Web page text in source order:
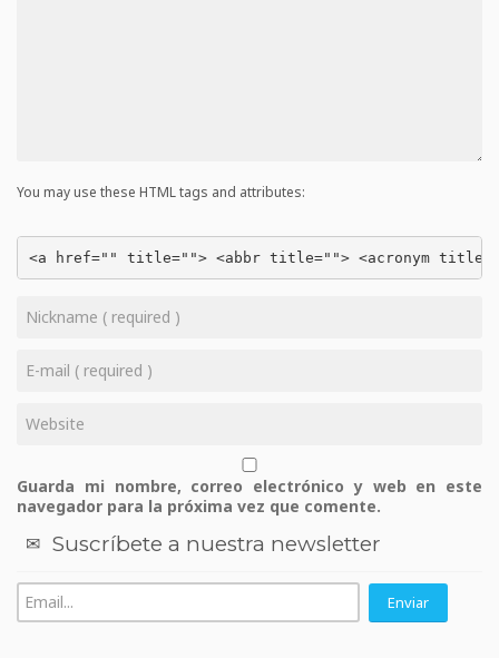
You may use these HTML tags and attributes:
<a href="" title=""> <abbr title=""> <acronym
Guarda mi nombre, correo electrónico y web en este
navegador para la próxima vez que comente.
Suscríbete a nuestra newsletter